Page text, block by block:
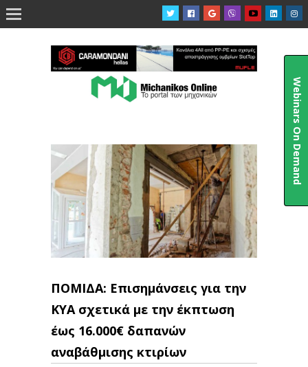

ΠΟΜΙΔΑ: Επισημάνσεις για την
ΚΥΑ σχετικά με την έκπτωση
έως 16.000€ δαπανών
αναβάθμισης κτιρίων
Webinars On Demand